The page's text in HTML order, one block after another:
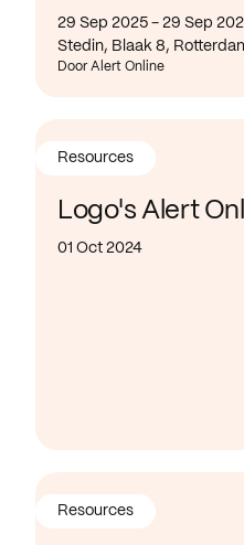
29 Sep 2025 - 29 Sep
Stedin, Blaak 8,
Door Alert Online
Logo's Alert
01 Oct 2024
Resources
Resources